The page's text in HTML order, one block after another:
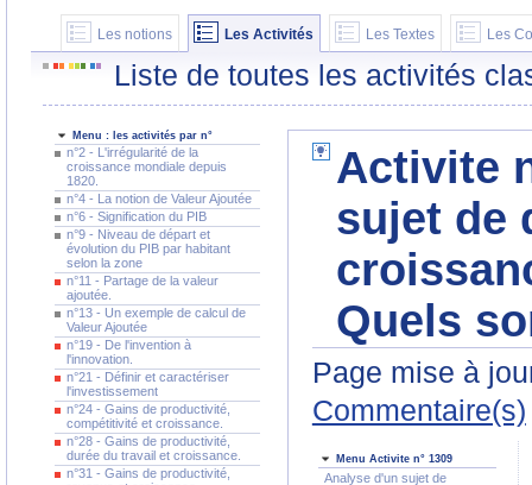
Les notions Les Activités Les Textes Les
Liste de toutes les activités
Menu : les activités par n°
n°2 - L'irrégularité de la
croissance mondiale depuis
1820.
n°4 - La notion de Valeur Ajoutée
n°6 - Signification du PIB
n°9 - Niveau de départ et
évolution du PIB par habitant
selon la zone
n°11 - Partage de la valeur
ajoutée.
n°13 - Un exemple de calcul de
Valeur Ajoutée
n°19 - De l'invention à
l'innovation.
n°21 - Définir et caractériser
l'investissement
n°24 - Gains de productivité,
compétitivité et croissance.
n°28 - Gains de productivité,
durée du travail et croissance.
n°31 - Gains de productivité,
Activite
sujet de
Quels
Page mise à
Commentaire(s)
Menu Activite n° 1309
Analyse d'un sujet de